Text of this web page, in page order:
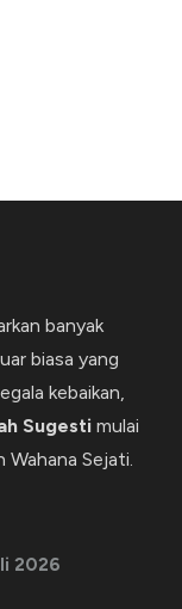
banyak
biasa yang
kebaikan,
Sugesti mulai
Sejati.
2026